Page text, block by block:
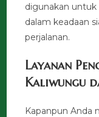
digunakan
dalam keadaan
perjalanan.
Layanan
Kaliwungu
Kapanpun Anda